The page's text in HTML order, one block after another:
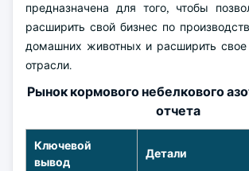
предназначена для того, чтобы
расширить свой бизнес по
домашних животных и расширить свое
отрасли.
Рынок кормового небелкового
отчета
Ключевой
вывод
Детали